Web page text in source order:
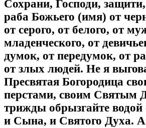
Сохрани, Господи,
раба Божьего (имя) от
от серого, от белого, от
младенческого, от
думок, от передумок, от
от злых людей. Не я
Пресвятая Богородица
перстами, своим Святым
трижды обрызгайте
и Сына, и Святого Духа.